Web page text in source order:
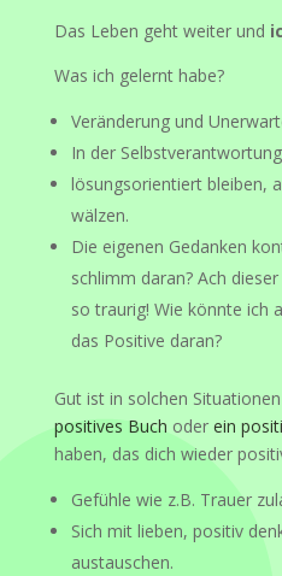
Das Leben geht weiter und
Was ich gelernt habe?
Veränderung und
In der
lösungsorientiert bleiben,
wälzen.
Die eigenen Gedanken
schlimm daran? Ach
so traurig! Wie könnte ich
das Positive daran?
Gut ist in solchen Situationen
positives Buch oder ein
haben, das dich wieder
Gefühle wie z.B. Trauer
Sich mit lieben, positiv
austauschen.